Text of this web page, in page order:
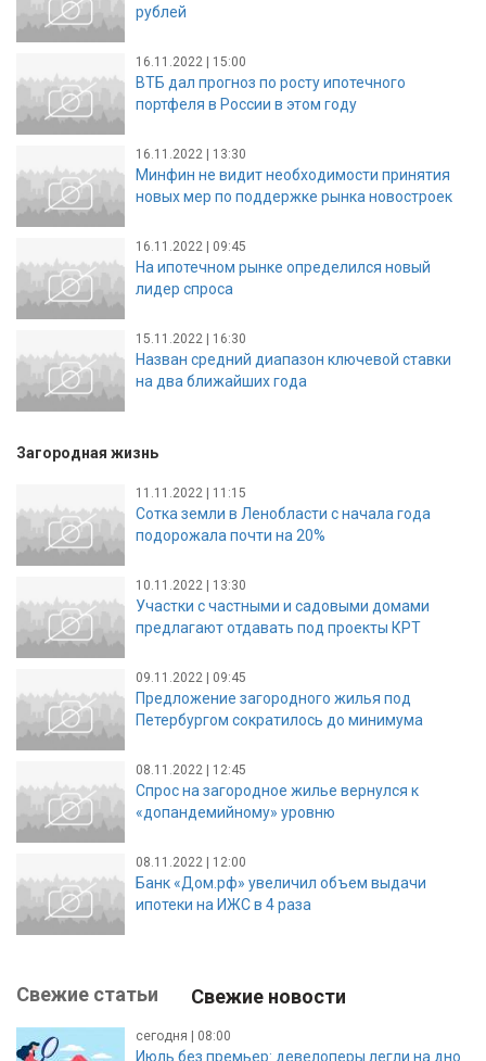
рублей
16.11.2022 | 15:00
ВТБ дал прогноз по росту ипотечного
портфеля в России в этом году
16.11.2022 | 13:30
Минфин не видит необходимости принятия
новых мер по поддержке рынка новостроек
16.11.2022 | 09:45
На ипотечном рынке определился новый
лидер спроса
15.11.2022 | 16:30
Назван средний диапазон ключевой ставки
на два ближайших года
Загородная жизнь
11.11.2022 | 11:15
Сотка земли в Ленобласти с начала года
подорожала почти на 20%
10.11.2022 | 13:30
Участки с частными и садовыми домами
предлагают отдавать под проекты КРТ
09.11.2022 | 09:45
Предложение загородного жилья под
Петербургом сократилось до минимума
08.11.2022 | 12:45
Спрос на загородное жилье вернулся к
«допандемийному» уровню
08.11.2022 | 12:00
Банк «Дом.рф» увеличил объем выдачи
ипотеки на ИЖС в 4 раза
Свежие статьи Свежие новости
сегодня | 08:00
Июль без премьер: девелоперы легли на дно